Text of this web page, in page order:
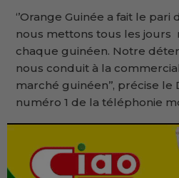
‘’Orange Guinée a fait le
nous mettons tous les
chaque guinéen. Notre
nous conduit à la
marché guinéen’’, précise
numéro 1 de la téléphonie